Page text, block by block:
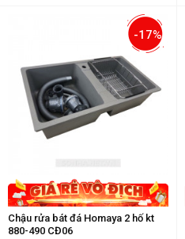
-17%
Chậu rửa bát đá Homaya 2 hố kt
880-490 CĐ06